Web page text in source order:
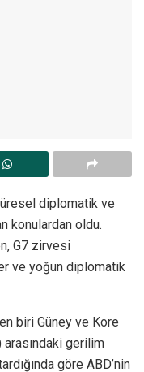
diplomatik ve
konulardan oldu.
G7 zirvesi
ve yoğun diplomatik
biri Güney ve Kore
gerilim
göre ABD’nin